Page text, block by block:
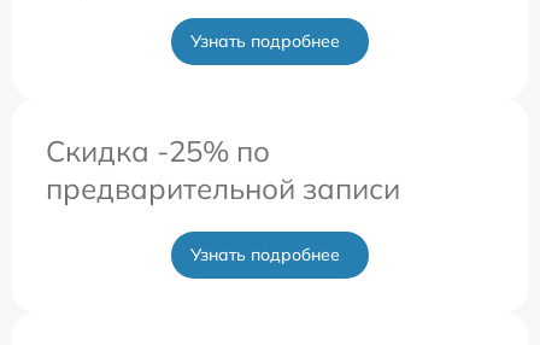
Узнать подробнее
Скидка -25% по
предварительной записи
Узнать подробнее